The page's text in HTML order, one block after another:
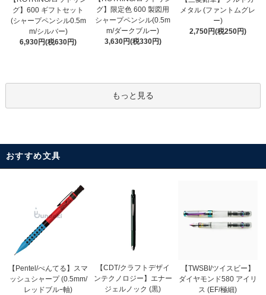
グ】600 ギフトセット
(シャープペンシル0.5m
m/シルバー)
6,930円(税630円)
グ】限定色 600 製図用
シャープペンシル(0.5m
m/ダークブルー)
3,630円(税330円)
メタル (ファントムグレ
ー)
2,750円(税250円)
もっと見る
おすすめ文具
【Pentel/ぺんてる】スマ
ッシュシャープ (0.5mm/
レッドブルｰ軸)
【CDT/クラフトデザイ
ンテクノロジー】エナー
ジェルノック (黒)
【TWSBI/ツイスビー】
ダイヤモンド580 アイリ
ス (EF/極細)